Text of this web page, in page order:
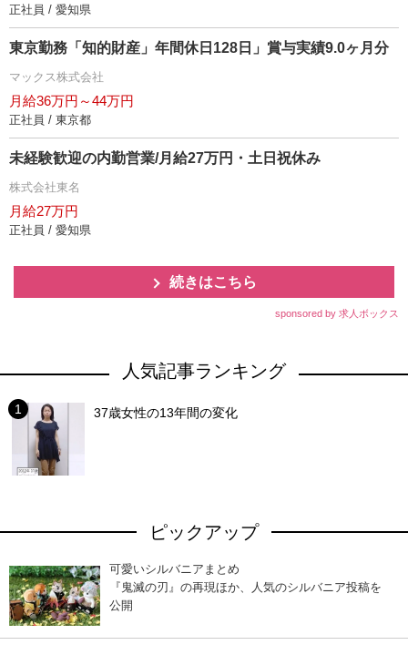
正社員 / 愛知県
東京勤務「知的財産」年間休日128日」賞与実績9.0ヶ月分
マックス株式会社
月給36万円～44万円
正社員 / 東京都
未経験歓迎の内勤営業/月給27万円・土日祝休み
株式会社東名
月給27万円
正社員 / 愛知県
続きはこちら
sponsored by 求人ボックス
人気記事ランキング
37歳女性の13年間の変化
ピックアップ
可愛いシルバニアまとめ
『鬼滅の刃』の再現ほか、人気のシルバニア投稿を
公開